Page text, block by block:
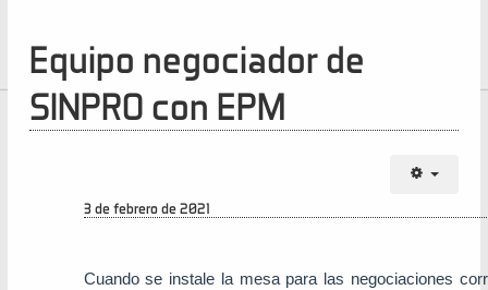
Equipo negociador de
SINPRO con EPM
3 de febrero de 2021
Cuando se instale la mesa para las negociaciones